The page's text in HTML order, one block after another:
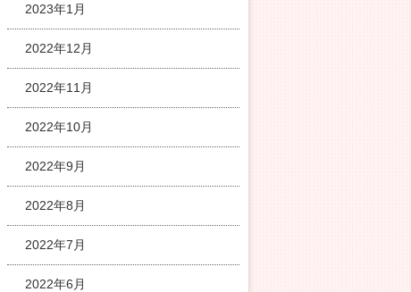
2023年1月
2022年12月
2022年11月
2022年10月
2022年9月
2022年8月
2022年7月
2022年6月